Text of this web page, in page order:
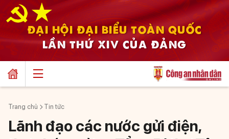
ĐẠI HỘI ĐẠI BIỂU TOÀN QUỐC
LẦN THỨ XIV CỦA ĐẢNG
Trang chủ Tin tức
Lãnh đạo các nước gửi điện,